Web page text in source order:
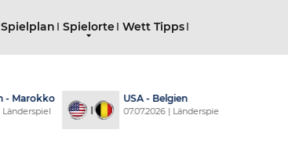
Spielplan Spielorte Wett Tipps
USA - Belgien
07.07.2026 | Länderspiel 07.07.2026 |